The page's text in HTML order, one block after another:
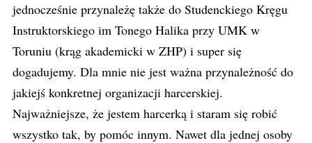
jednocześnie przynależę także do Studenckiego Kręgu
Instruktorskiego im Tonego Halika przy UMK w
Toruniu (krąg akademicki w ZHP) i super się
dogadujemy. Dla mnie nie jest ważna przynależność do
jakiejś konkretnej organizacji harcerskiej.
Najważniejsze, że jestem harcerką i staram się robić
wszystko tak, by pomóc innym. Nawet dla jednej osoby